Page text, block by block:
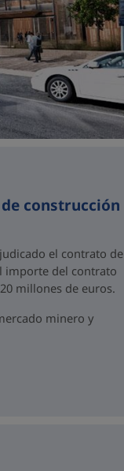
construcción
el contrato de
importe del contrato
millones de euros.
minero y